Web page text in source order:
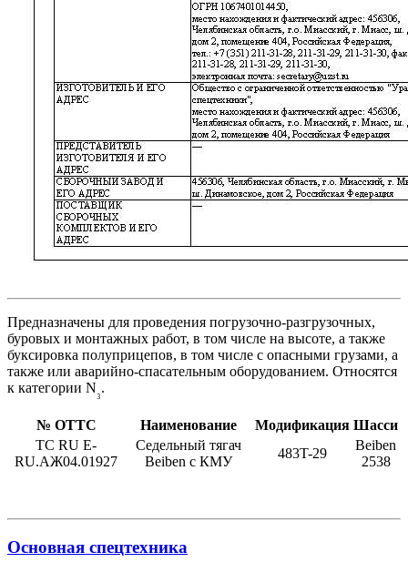
Предназначены для проведения погрузочно-разгрузочных,
буровых и монтажных работ, в том числе на высоте, а также
буксировка полуприцепов, в том числе с опасными грузами, а
также или аварийно-спасательным оборудованием. Относятся
к категории N₃.
№ ОТТС Наименование Модификация Шасси
ТС RU Е-
RU.АЖ04.01927
Седельный тягач
Beiben с КМУ
483T-29
Beiben
2538
Основная спецтехника